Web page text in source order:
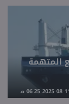
المتهمة